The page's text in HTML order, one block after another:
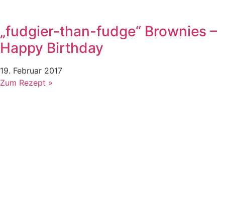
„fudgier-than-fudge“ Brownies –
Happy Birthday
19. Februar 2017
Zum Rezept »